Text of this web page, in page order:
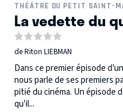
THÉÂTRE DU PETIT SAINT-
La vedette du
de Riton LIEBMAN
Dans ce premier épisode
nous parle de ses premiers
pitié du cinéma. Un épisode
qu'il...